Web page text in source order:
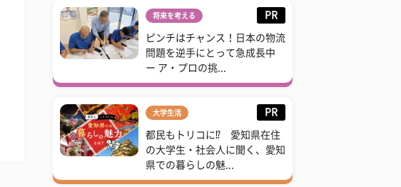
将来を考える PR
ピンチはチャンス！日本の物流
問題を逆手にとって急成長中
ー ア・プロの挑...
大学生活 PR
都民もトリコに⁉ 愛知県在住
の大学生・社会人に聞く、愛知
県での暮らしの魅...